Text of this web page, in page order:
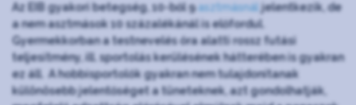
Az EIB gyakori betegség, 10-ből 9asztmásnál jelentkezik, de
a nem asztmások 10 százalékánál is előfordul.
Gyermekkorban a testnevelés óra alatti rossz futási
teljesítmény, ill. sportolás kerülésének hátterében is gyakran
ez áll. A hobbisportolók gyakran nem tulajdonítanak
különösebb jelentőséget a tüneteknek, azt gondolhatják,